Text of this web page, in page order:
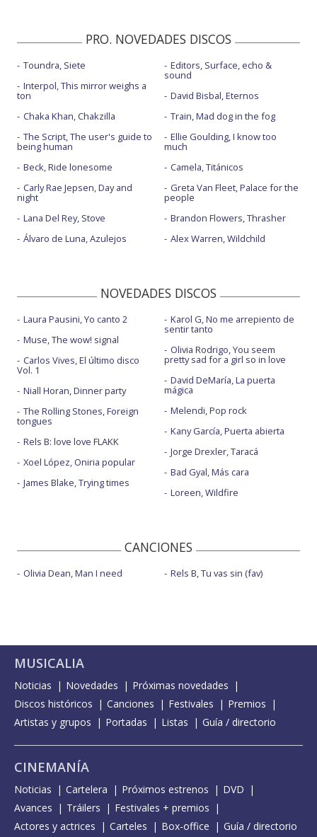
PRO. NOVEDADES DISCOS
Toundra, Siete
Interpol, This mirror weighs a
ton
Chaka Khan, Chakzilla
The Script, The user's guide to
being human
Beck, Ride lonesome
Carly Rae Jepsen, Day and
night
Lana Del Rey, Stove
Álvaro de Luna, Azulejos
Editors, Surface, echo &
sound
David Bisbal, Eternos
Train, Mad dog in the fog
Ellie Goulding, I know too
much
Camela, Titánicos
Greta Van Fleet, Palace for the
people
Brandon Flowers, Thrasher
Alex Warren, Wildchild
NOVEDADES DISCOS
Laura Pausini, Yo canto 2
Muse, The wow! signal
Carlos Vives, El último disco
Vol. 1
Niall Horan, Dinner party
The Rolling Stones, Foreign
tongues
Rels B: love love FLAKK
Xoel López, Oniria popular
James Blake, Trying times
Karol G, No me arrepiento de
sentir tanto
Olivia Rodrigo, You seem
pretty sad for a girl so in love
David DeMaría, La puerta
mágica
Melendi, Pop rock
Kany García, Puerta abierta
Jorge Drexler, Taracá
Bad Gyal, Más cara
Loreen, Wildfire
CANCIONES
Olivia Dean, Man I need Rels B, Tu vas sin (fav)
MUSICALIA
Noticias Novedades
Próximas novedades
Discos históricos
Canciones Festivales
Premios
Artistas y grupos
Portadas Listas Guía / directorio
CINEMANÍA
Noticias Cartelera Próximos estrenos
DVD
Avances
Tráilers
Festivales + premios
Actores y actrices
Carteles Box-office Guía / directorio